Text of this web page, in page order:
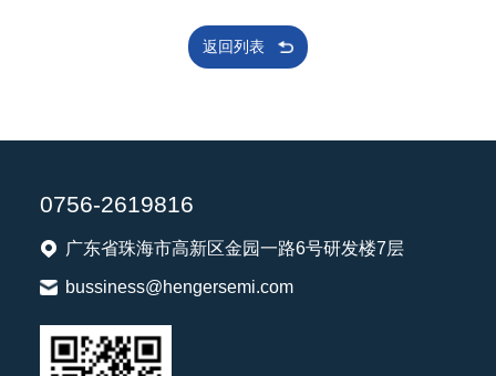
返回列表
0756-2619816
广东省珠海市高新区金园一路6号研发楼7层
bussiness@hengersemi.com